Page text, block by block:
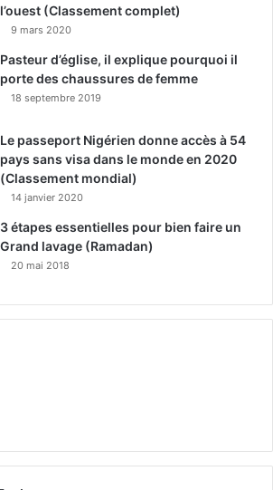
l’ouest (Classement complet)
9 mars 2020
Pasteur d’église, il explique pourquoi il
porte des chaussures de femme
18 septembre 2019
Le passeport Nigérien donne accès à 54
pays sans visa dans le monde en 2020
(Classement mondial)
14 janvier 2020
3 étapes essentielles pour bien faire un
Grand lavage (Ramadan)
20 mai 2018